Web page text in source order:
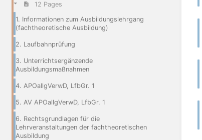
12 Pages
1. Informationen zum Ausbildungslehrgang
(fachtheoretische Ausbildung)
2. Laufbahnprüfung
3. Unterrichtsergänzende
Ausbildungsmaßnahmen
4. APOallgVerwD, LfbGr. 1
5. AV APOallgVerwD, LfbGr. 1
6. Rechtsgrundlagen für die
Lehrveranstaltungen der fachtheoretischen
Ausbildung